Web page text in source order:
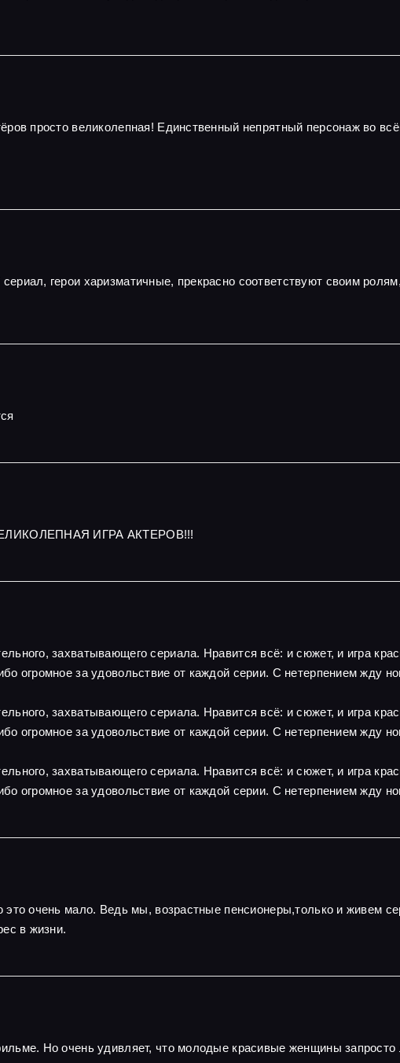
просто великолепная! Единственный непрятный персонаж во
герои харизматичные, прекрасно соответствуют своим
ИГРА АКТЕРОВ!!!
захватывающего сериала. Нравится всё: и сюжет, и игра
огромное за удовольствие от каждой серии. С нетерпением жду
захватывающего сериала. Нравится всё: и сюжет, и игра
огромное за удовольствие от каждой серии. С нетерпением жду
захватывающего сериала. Нравится всё: и сюжет, и игра
огромное за удовольствие от каждой серии. С нетерпением жду
очень мало. Ведь мы, возрастные пенсионеры,только и живем
в жизни.
Но очень удивляет, что молодые красивые женщины запросто